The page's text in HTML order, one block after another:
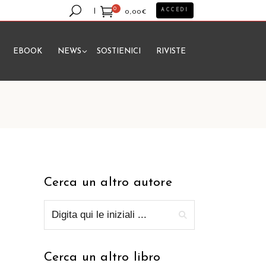
0
0,00€
prodotto nel carrello.
ACCEDI
EBOOK NEWS SOSTIENICI RIVISTE
Cerca un altro autore
Cerca un altro libro